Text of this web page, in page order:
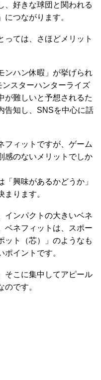
、好きな球団と関われる
つながります。
っては、さほどメリット
ンハン休暇」が挙げられ
スターハンターライズ
が難しいと予想されるた
告知し、SNSを中心に話
フィットですが、ゲーム
感のないメリットでしか
興味があるかどうか」
ります。
インパクトの大きいベネ
ベネフィットは、スポー
ット（芯）」のようなも
イントです。
そこに集中してアピール
です。